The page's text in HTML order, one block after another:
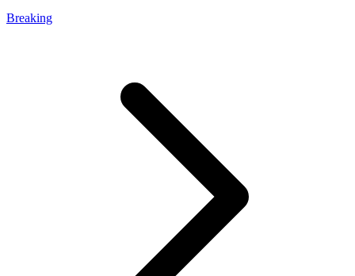
Breaking